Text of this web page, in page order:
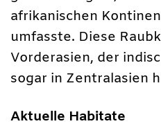
afrikanischen
umfasste. Diese
Vorderasien, der
sogar in Zentralasien
Aktuelle Habitate